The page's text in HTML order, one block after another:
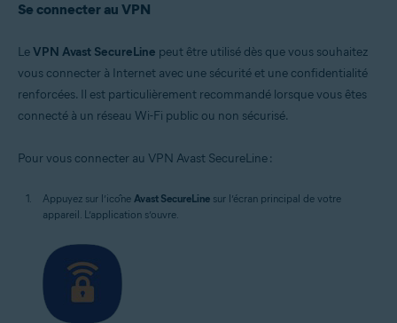
Se connecter au VPN
LeVPN Avast SecureLine peut être utilisé dès que vous souhaitez
vous connecter à Internet avec une sécurité et une confidentialité
renforcées. Il est particulièrement recommandé lorsque vous êtes
connecté à un réseau Wi-Fi public ou non sécurisé.
Pour vous connecter au VPN Avast SecureLine :
Appuyez sur l’icône Avast SecureLine sur l’écran principal de votre
appareil. L’application s’ouvre.